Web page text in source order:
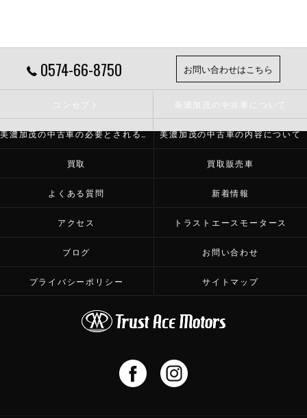
0574-66-8750 お問い合わせはこちら
コンセプト 美濃加茂の中古車について
美濃加茂の中古車の必要とされる理由 美濃加茂の中古車の内容について
買取 買取販売車
よくある質問 新着情報
アクセス トラストエースモータース
ブログ お問い合わせ
プライバシーポリシー サイトマップ